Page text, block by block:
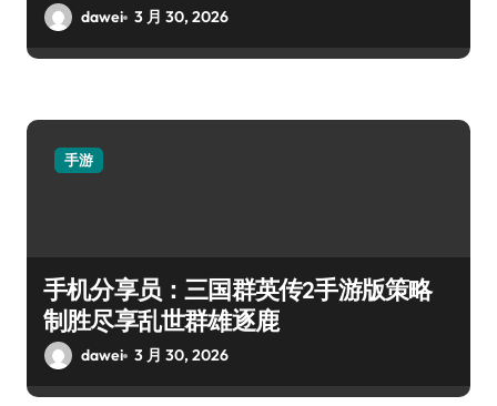
dawei 3 月 30, 2026
手游
手机分享员：三国群英传2手游版策略
制胜尽享乱世群雄逐鹿
dawei 3 月 30, 2026